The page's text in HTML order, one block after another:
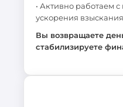
• Активно работаем
ускорения взыскания
Вы возвращаете
стабилизируете